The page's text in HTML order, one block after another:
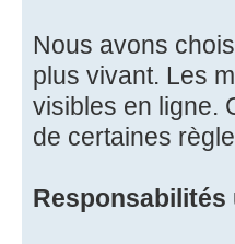
Nous avons
plus vivant. Les
visibles en ligne.
de certaines